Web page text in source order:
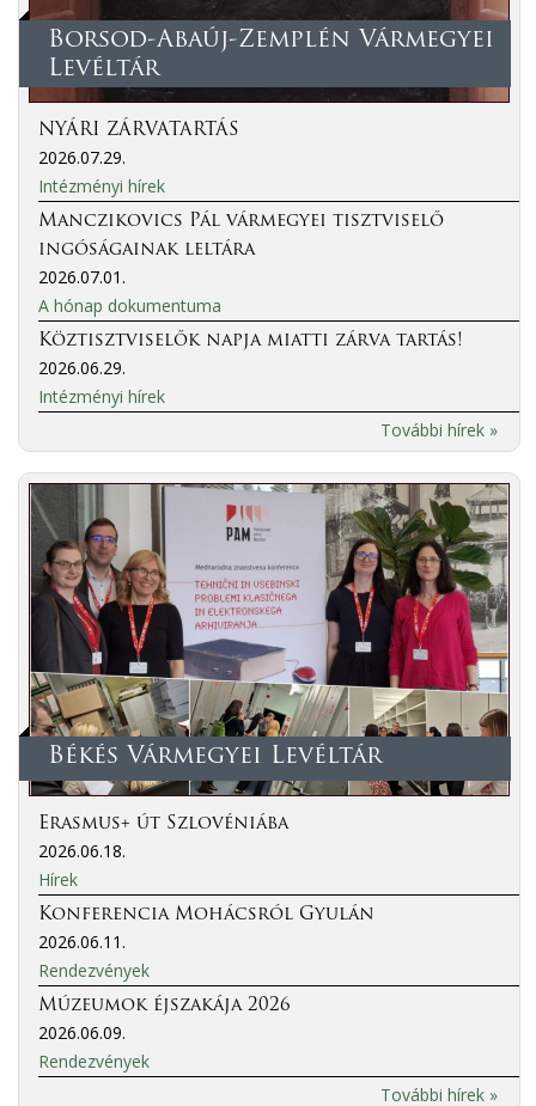
Borsod-Abaúj-Zemplén Vármegyei
Levéltár
NYÁRI ZÁRVATARTÁS
2026.07.29.
Intézményi hírek
Manczikovics Pál vármegyei tisztviselő
ingóságainak leltára
2026.07.01.
A hónap dokumentuma
Köztisztviselők napja miatti zárva tartás!
2026.06.29.
Intézményi hírek
További hírek »
Békés Vármegyei Levéltár
Erasmus+ út Szlovéniába
2026.06.18.
Hírek
Konferencia Mohácsról Gyulán
2026.06.11.
Rendezvények
Múzeumok éjszakája 2026
2026.06.09.
Rendezvények
További hírek »